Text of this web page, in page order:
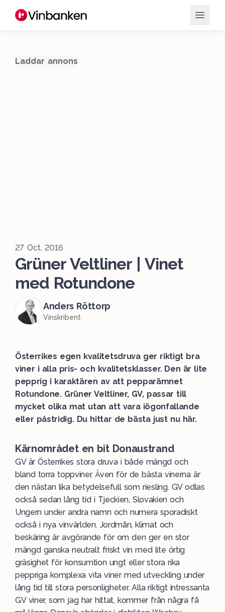
Laddar annons
27 Oct, 2016
Grüner Veltliner | Vinet
med Rotundone
Anders Röttorp
Vinskribent
Österrikes egen kvalitetsdruva ger riktigt bra
viner i alla pris- och kvalitetsklasser. Den är lite
pepprig i karaktären av att pepparämnet
Rotundone. Grüner Veltliner, GV, passar till
mycket olika mat utan att vara iögonfallande
eller påstridig. Du hittar de bästa just nu här.
Kärnområdet en bit Donaustrand
GV är Österrikes stora druva i både mängd och
bland torra toppviner. Även för de bästa vinerna är
den nästan lika betydelsefull som riesling. GV odlas
också sedan lång tid i Tjeckien, Slovakien och
Ungern under andra namn och numera sporadiskt
också i nya vinvärlden. Jordmån, klimat och
beskäring är avgörande för om den ger en stor
mängd ganska neutralt friskt vin med lite örtig
gräsighet för konsumtion ungt eller stora rika
peppriga komplexa vita viner med utveckling under
lång tid till stora personligheter. Alla riktigt intressanta
GV viner, som jag har hittat, kommer från några få